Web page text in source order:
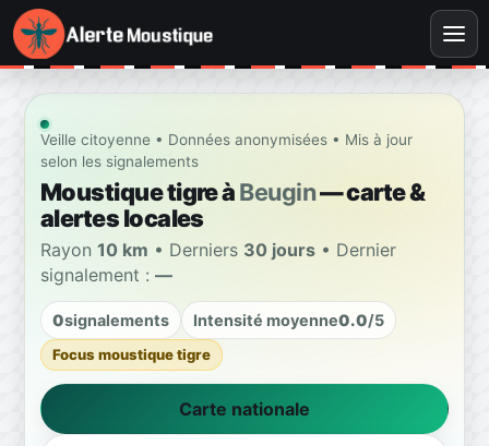
Veille citoyenne • Données anonymisées • Mis à jour
selon les signalements
Moustique tigre àBeugin— carte &
alertes locales
Rayon 10 km • Derniers 30 jours • Dernier
signalement : —
0signalements Intensité moyenne0.0/5
Focus moustique tigre
Carte nationale